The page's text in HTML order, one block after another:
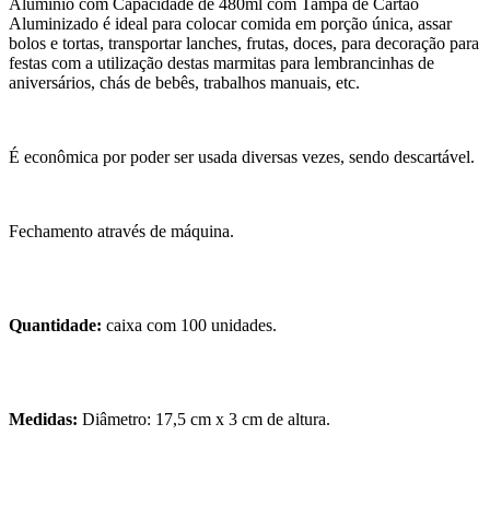
Aluminizado é ideal para colocar comida em porção única, assar
bolos e tortas, transportar lanches, frutas, doces, para decoração para
festas com a utilização destas marmitas para lembrancinhas de
aniversários, chás de bebês, trabalhos manuais, etc.
É econômica por poder ser usada diversas vezes, sendo descartável.
Fechamento através de máquina.
Quantidade: caixa com 100 unidades.
Medidas: Diâmetro: 17,5 cm x 3 cm de altura.